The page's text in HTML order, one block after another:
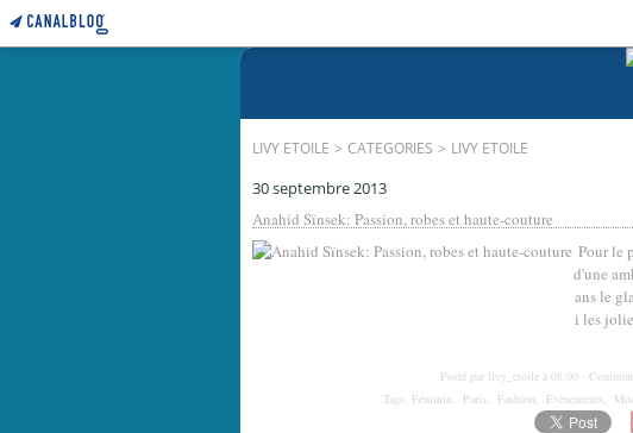
LIVY ETOILE > CATEGORIES > LIVY ETOILE
30 septembre 2013
Anahid Sïnsek: Passion, robes et haute-couture
Pour le
d'une
ans le
i les
Posté par livy_etoile à 08:00 -
Tags: Féminin, Paris, Fashion, Evènements,